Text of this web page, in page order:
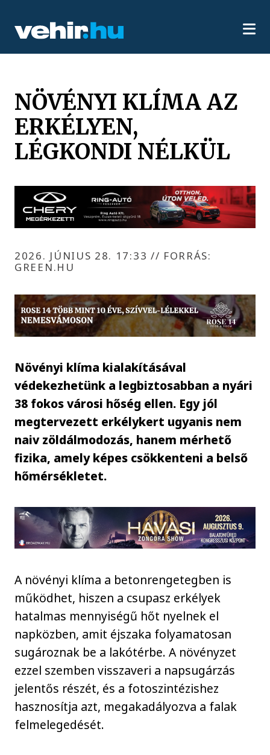
NÖVÉNYI KLÍMA AZ
ERKÉLYEN,
LÉGKONDI NÉLKÜL
2026. JÚNIUS 28. 17:33 // FORRÁS:
GREEN.HU
Növényi klíma kialakításával
védekezhetünk a legbiztosabban a nyári
38 fokos városi hőség ellen. Egy jól
megtervezett erkélykert ugyanis nem
naiv zöldálmodozás, hanem mérhető
fizika, amely képes csökkenteni a belső
hőmérsékletet.
A növényi klíma a betonrengetegben is
működhet, hiszen a csupasz erkélyek
hatalmas mennyiségű hőt nyelnek el
napközben, amit éjszaka folyamatosan
sugároznak be a lakótérbe. A növényzet
ezzel szemben visszaveri a napsugárzás
jelentős részét, és a fotoszintézishez
hasznosítja azt, megakadályozva a falak
felmelegedését.